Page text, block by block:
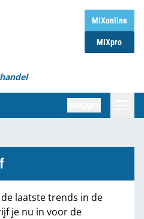
MIXonline
MIXpro
laatste trends in de
je nu in voor de